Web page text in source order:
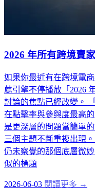
2026 年所有跨境賣
如果你最近有在跨境電
薦引擎不停播放「2026
討論的焦點已經改變。
在點擊率與參與度最高
是更深層的問題當簡單
三個主題不斷重複出現
仍未察覺的那個底層微
似的標題
2026-06-03 閱讀更多 →